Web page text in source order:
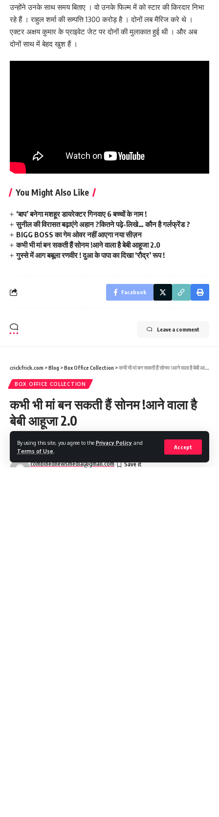
By using this site, you agree to the Privacy Policy and
Terms of Use
Accept
उन्होंने उनके साथ समय बिताए । वो उनके फिल्म में को स्टार की किरदार निभा
रहे हैं । राहुल शर्मा की सम्पत्ति 1300 करोड़ है । दोनों लब मैरिज करे थे ।
एक्टर अक्षय कुमार के प्राइवेट जेट पर दोनों की मुलाकात हुई थी । और अब
दोनों साथ में बेहद खुश हैं ।
You Might Also Like
‘बाप’ बनेगा मशहूर डायरेक्टर गिनवाए 6 बच्चों के नाम !
सुनील की विरासत बढ़ाएंगे अहान ?कितने पढ़े-लिखे… कौन है गर्लफ्रेंड ?
BIGG BOSS का गेम ओवर नहीं आएगा नया सीज़न
कभी भी मां बन सकती हैं सोनम !आने वाला है बेबी आहूजा 2.0
गुस्से में आग बबूला रणवीर ! दुआ के पापा का दिखा ‘रौद्र’ रूप !
Facebook
Leave a comment
crickfrick.com >Blog >Box Office Collection >कभी भी मां बन सकती हैं सोनम !आने वाला है बेबी आहूजा 2.0
BOX OFFICE COLLECTION
कभी भी मां बन सकती हैं सोनम !आने वाला है
बेबी आहूजा 2.0
combinednewsmedia@gmail.com
4 Min Read